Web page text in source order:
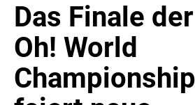
SWORDFISH
AURA
AWOL VISION
BESTATTUNG HIMMELBLAU
Das Finale
Oh! World